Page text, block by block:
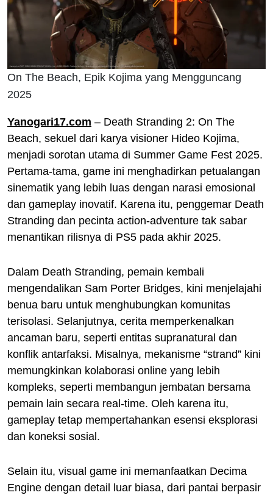
On The Beach, Epik Kojima yang Mengguncang
2025
Yanogari17.com – Death Stranding 2: On The
Beach, sekuel dari karya visioner Hideo Kojima,
menjadi sorotan utama di Summer Game Fest 2025.
Pertama-tama, game ini menghadirkan petualangan
sinematik yang lebih luas dengan narasi emosional
dan gameplay inovatif. Karena itu, penggemar Death
Stranding dan pecinta action-adventure tak sabar
menantikan rilisnya di PS5 pada akhir 2025.
Dalam Death Stranding, pemain kembali
mengendalikan Sam Porter Bridges, kini menjelajahi
benua baru untuk menghubungkan komunitas
terisolasi. Selanjutnya, cerita memperkenalkan
ancaman baru, seperti entitas supranatural dan
konflik antarfaksi. Misalnya, mekanisme “strand” kini
memungkinkan kolaborasi online yang lebih
kompleks, seperti membangun jembatan bersama
pemain lain secara real-time. Oleh karena itu,
gameplay tetap mempertahankan esensi eksplorasi
dan koneksi sosial.
Selain itu, visual game ini memanfaatkan Decima
Engine dengan detail luar biasa, dari pantai berpasir